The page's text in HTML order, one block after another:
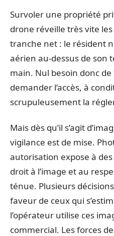
Survoler une propriété
drone réveille très vite
tranche net : le résident
aérien au-dessus de son
main. Nul besoin donc
demander l’accès, à
scrupuleusement la
Mais dès qu’il s’agit
vigilance est de mise.
autorisation expose à
droit à l’image et au
ténue. Plusieurs
faveur de ceux qui
l’opérateur utilise ces
commercial. Les forces